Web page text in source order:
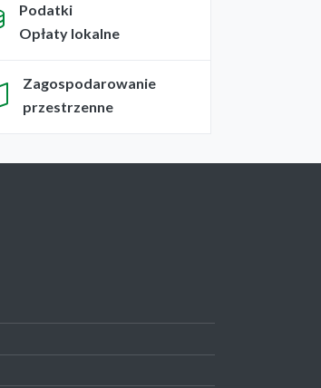
Podatki
Opłaty lokalne
Zagospodarowanie
przestrzenne